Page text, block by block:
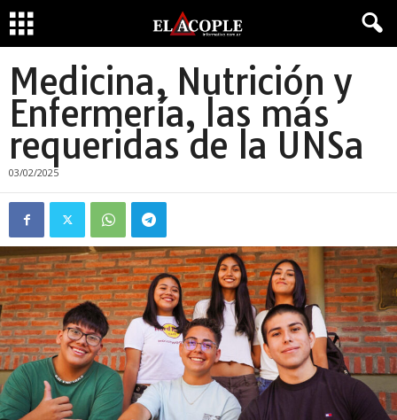
Medicina, Nutrición y
Enfermería, las más
requeridas de la UNSa
03/02/2025